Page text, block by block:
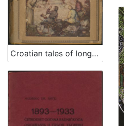
Croatian tales of long ago / by Iv. Berlić-Mažuranić